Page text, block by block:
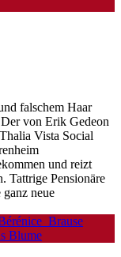
falschem Haar
von Erik Gedeon
Vista Social
und reizt
Tattrige Pensionäre
neue